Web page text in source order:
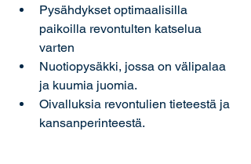
Pysähdykset optimaalisilla
paikoilla revontulten katselua
varten
Nuotiopysäkki, jossa on välipalaa
ja kuumia juomia.
Oivalluksia revontulien tieteestä ja
kansanperinteestä.